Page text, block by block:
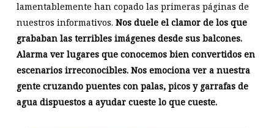
lamentablemente han copado las primeras páginas de
nuestros informativos. Nos duele el clamor de los que
grababan las terribles imágenes desde sus balcones.
Alarma ver lugares que conocemos bien convertidos en
escenarios irreconocibles. Nos emociona ver a nuestra
gente cruzando puentes con palas, picos y garrafas de
agua dispuestos a ayudar cueste lo que cueste.